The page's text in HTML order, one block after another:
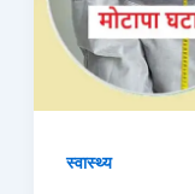
स्वास्थ्य